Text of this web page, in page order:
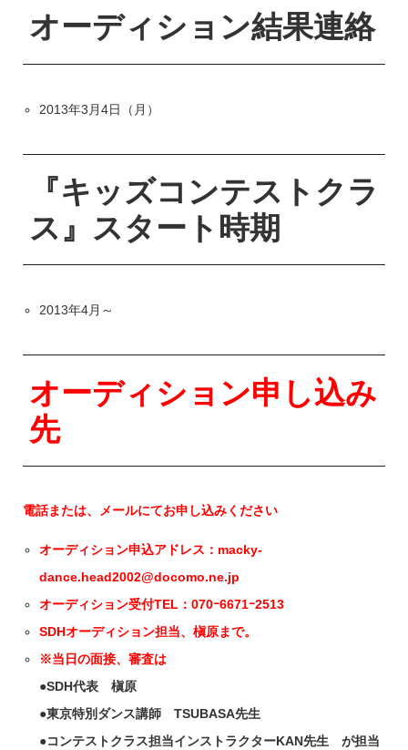
オーディション結果連絡
2013年3月4日（月）
『キッズコンテストクラ
ス』スタート時期
2013年4月～
オーディション申し込み
先
電話または、メールにてお申し込みください
オーディション申込アドレス： macky-
dance.head2002@docomo.ne.jp
オーディション受付TEL：070ｰ6671ｰ2513
SDHオーディション担当、槇原まで。
※当日の面接、審査は
●SDH代表 槇原
●東京特別ダンス講師 TSUBASA先生
●コンテストクラス担当インストラクターKAN先生 が担当